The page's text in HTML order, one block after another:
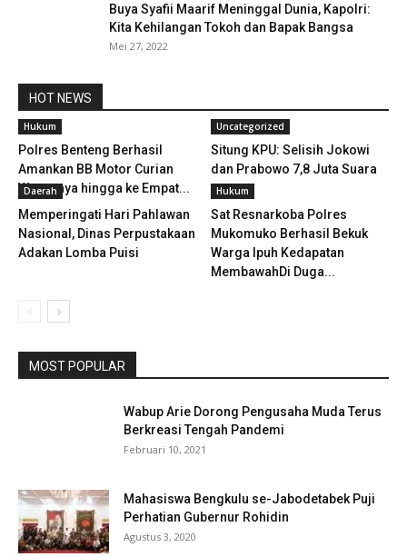
Buya Syafii Maarif Meninggal Dunia, Kapolri:
Kita Kehilangan Tokoh dan Bapak Bangsa
Mei 27, 2022
HOT NEWS
Hukum
Polres Benteng Berhasil
Amankan BB Motor Curian
Warganya hingga ke Empat...
Uncategorized
Situng KPU: Selisih Jokowi
dan Prabowo 7,8 Juta Suara
Daerah
Memperingati Hari Pahlawan
Nasional, Dinas Perpustakaan
Adakan Lomba Puisi
Hukum
Sat Resnarkoba Polres
Mukomuko Berhasil Bekuk
Warga Ipuh Kedapatan
MembawahDi Duga...
MOST POPULAR
Wabup Arie Dorong Pengusaha Muda Terus
Berkreasi Tengah Pandemi
Februari 10, 2021
Mahasiswa Bengkulu se-Jabodetabek Puji
Perhatian Gubernur Rohidin
Agustus 3, 2020